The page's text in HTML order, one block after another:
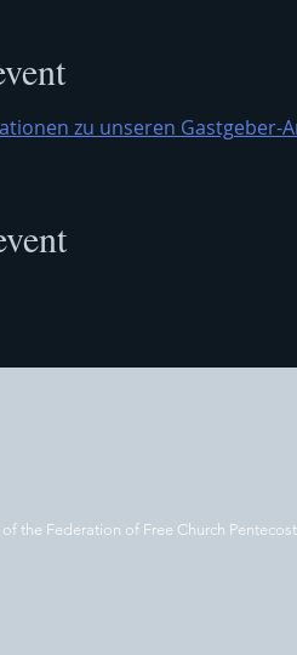
zu unseren Gastgeber-
the Federation of Free Church